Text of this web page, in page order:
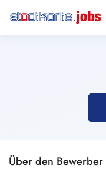
Über den Bewerber